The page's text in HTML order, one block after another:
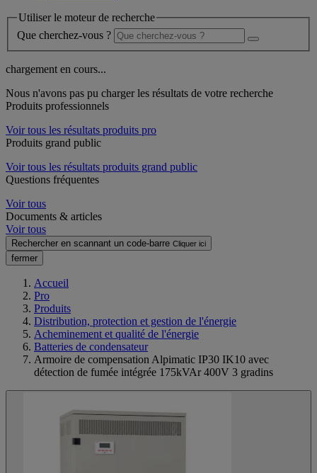
Utiliser le moteur de recherche
Que cherchez-vous ?
chargement en cours...
Nous n'avons pas pu charger les résultats de votre recherche
Produits professionnels
Voir tous les résultats produits pro
Produits grand public
Voir tous les résultats produits grand public
Questions fréquentes
Voir tous
Documents & articles
Voir tous
Rechercher en scannant un code-barre Cliquer ici
fermer
Accueil
Pro
Produits
Distribution, protection et gestion de l'énergie
Acheminement et qualité de l'énergie
Batteries de condensateur
Armoire de compensation Alpimatic IP30 IK10 avec
détection de fumée intégrée 175kVAr 400V 3 gradins